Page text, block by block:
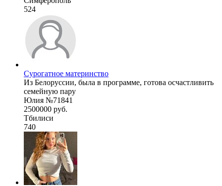
524
Сурогатное материнство
Из Белоруссии, была в программе, готова осчастливить
семейную пару
Юлия №71841
2500000 руб.
Тбилиси
740